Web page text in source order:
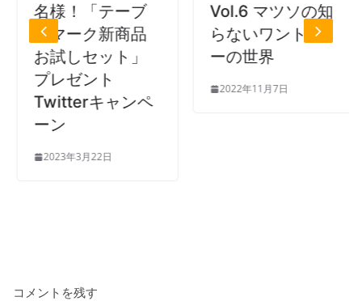
名様！「テーブ
ルマーク新商品
お試しセット」
プレゼント
Twitterキャンペ
ーン
2023年3月22日
Vol.6 マツソの知
らないワントレ
ーの世界
2022年11月7日
コメントを残す